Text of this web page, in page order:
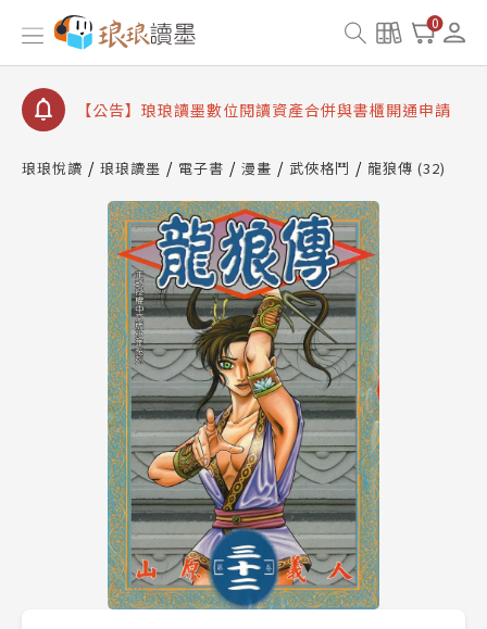
0
【公告】因 Readmoo 讀墨系統維護中，本站同步暫
停部分閱讀服務
【公告】琅琅讀墨數位閱讀資產合併與書櫃開通申請
【公告】琅琅讀墨書櫃開通常見問題
請圖文教學
查詢
【公告】因 Readmoo 讀墨系統維護中，本站同步暫
停部分閱讀服務
琅琅悅讀 琅琅讀墨 電子書 漫畫 武俠格鬥 龍狼傳 (32)